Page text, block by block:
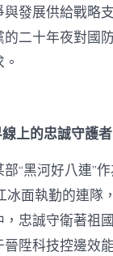
發展供給戰略
二十年夜對國
上的忠誠守護者
“黑河好八連”
面執勤的連隊
忠誠守衛著祖
陞科技控邊效